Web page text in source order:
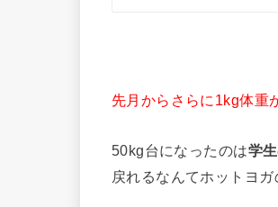
先月からさらに1kg体重
50kg台になったのは学
戻れるなんてホットヨ